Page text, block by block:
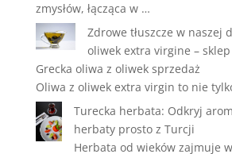
zmysłów, łącząca w …
Zdrowe tłuszcze w naszej
oliwek extra virgine –
Grecka oliwa z oliwek sprzedaż
Oliwa z oliwek extra virgin to nie
Turecka herbata: Odkryj
herbaty prosto z Turcji
Herbata od wieków zajmuje